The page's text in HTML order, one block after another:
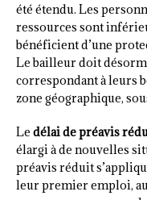
été étendu. Les
ressources sont
bénéficient d’une
Le bailleur doit
correspondant à leurs
zone géographique,
Le délai de préavis
élargi à de nouvelles
préavis réduit
leur premier emploi,